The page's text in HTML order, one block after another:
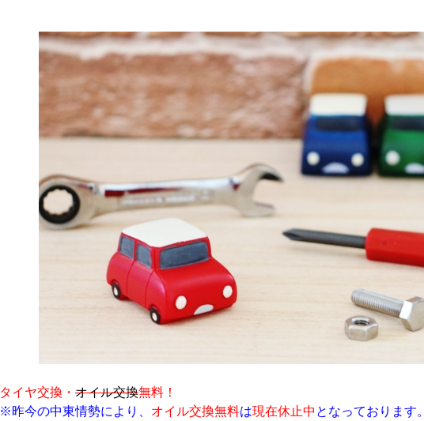
タイヤ交換・ オイル交換無料！
※昨今の中東情勢により、 オイル交換無料は現在休止中 となっております。